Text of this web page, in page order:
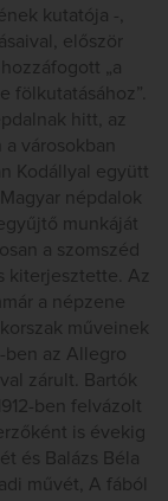
kutatója -,
először
„a
fölkutatásához”.
hitt, az
városokban
Kodállyal együtt
népdalok
munkáját
a szomszéd
kiterjesztette. Az
a népzene
műveinek
ben az Allegro
zárult. Bartók
ben felvázolt
is évekig
és Balázs Béla
művét, A fából